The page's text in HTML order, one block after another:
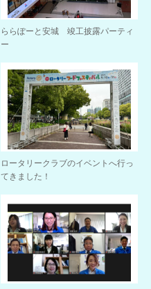
ららぽーと安城 竣工披露パーティ
ー
ロータリークラブのイベントへ行っ
てきました！